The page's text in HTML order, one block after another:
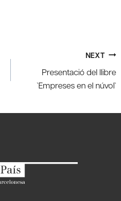
NEXT
Presentació del llibre
`Empreses en el núvol`